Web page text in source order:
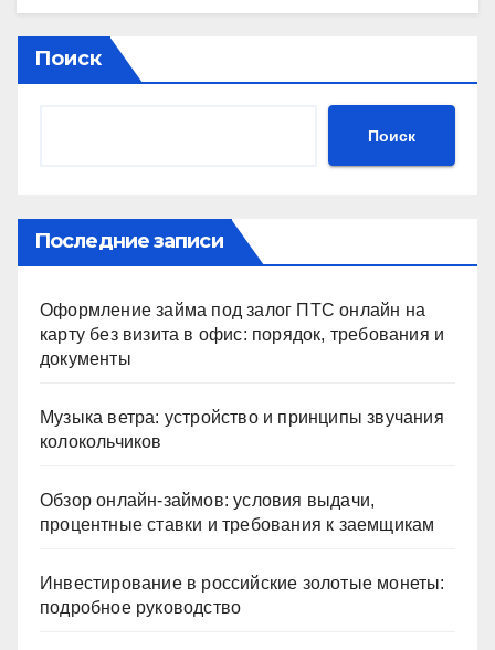
n
o
kl
ki
at
s
A
er
e
a
р
в
ть
Поиск
Поиск
Последние записи
Оформление займа под залог ПТС онлайн на
карту без визита в офис: порядок, требования и
документы
Музыка ветра: устройство и принципы звучания
колокольчиков
Обзор онлайн-займов: условия выдачи,
процентные ставки и требования к заемщикам
Инвестирование в российские золотые монеты:
подробное руководство